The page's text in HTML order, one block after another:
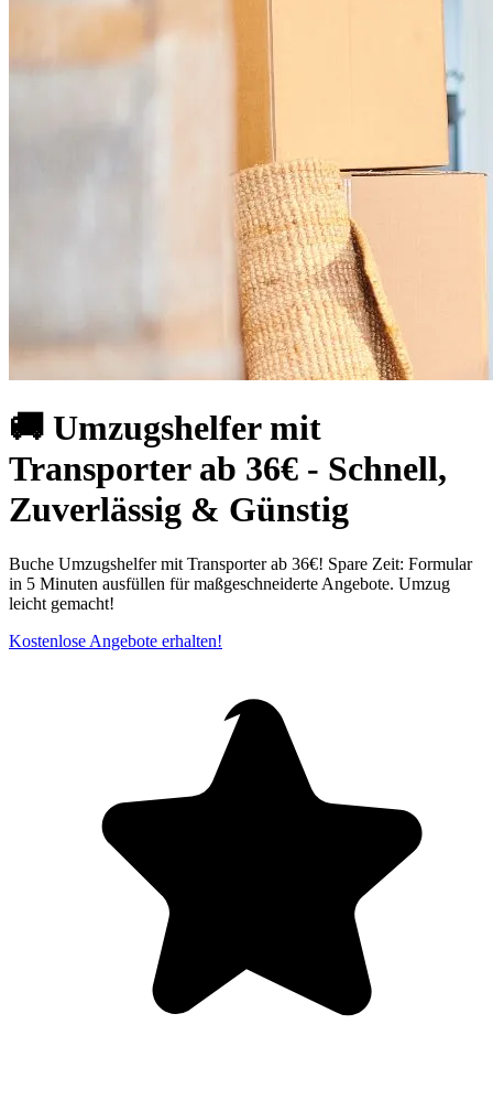
🚚 Umzugshelfer mit
Transporter ab 36€ - Schnell,
Zuverlässig & Günstig
Buche Umzugshelfer mit Transporter ab 36€! Spare Zeit: Formular
in 5 Minuten ausfüllen für maßgeschneiderte Angebote. Umzug
leicht gemacht!
Kostenlose Angebote erhalten!